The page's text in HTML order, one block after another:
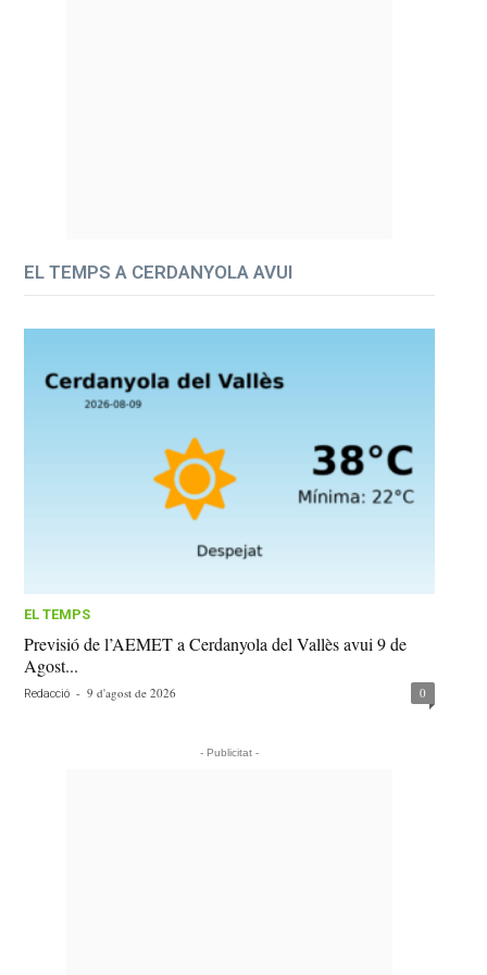
EL TEMPS A CERDANYOLA AVUI
EL TEMPS
Previsió de l’AEMET a Cerdanyola del Vallès avui 9 de
Agost...
Redacció - 9 d'agost de 2026 0
- Publicitat -